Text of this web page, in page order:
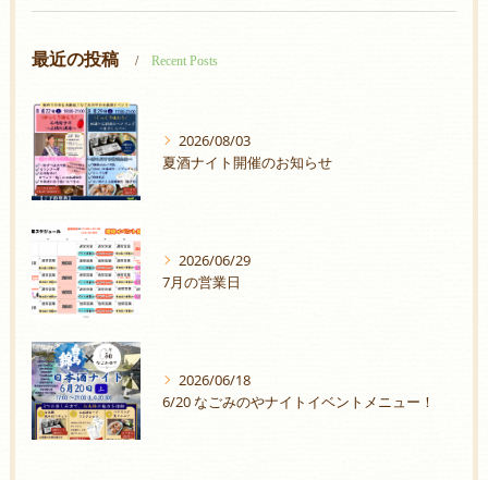
最近の投稿 Recent Posts
2026/08/03
夏酒ナイト開催のお知らせ
2026/06/29
7月の営業日
2026/06/18
6/20 なごみのやナイトイベントメニュー！